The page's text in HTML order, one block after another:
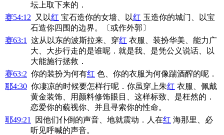
坛上取下来的．
赛54:12 又以红 宝石造你的女墙、以红 玉造你的城门、以宝
石造你四围的边界。〔或作外郭〕
赛63:1
这从以东的波斯拉来、穿红 衣服、装扮华美、能力广
大、大步行走的是谁呢．就是我、是凭公义说话、以
大能施行拯救．
赛63:2 你的装扮为何有红 色、你的衣服为何像踹酒醡的呢．
耶4:30 你凄凉的时候要怎样行呢．你虽穿上朱红 衣服、佩戴
黄金装饰、用颜料修饰眼目、这样标致、是枉然的．
恋爱你的藐视你、并且寻索你的性命。
耶49:21
因他们仆倒的声音、地就震动．人在红 海那里、必
听见呼喊的声音。